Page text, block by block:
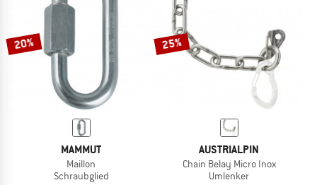
ZUM SOMMER SALE
20%
MAMMUT
Maillon
Schraubglied
25%
AUSTRIALPIN
Chain Belay Micro Inox
Umlenker